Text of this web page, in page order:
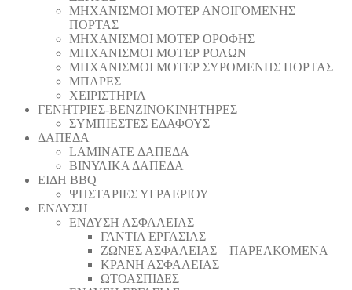
ΜΗΧΑΝΙΣΜΟΙ ΜΟΤΕΡ ΑΝΟΙΓΟΜΕΝΗΣ
ΠΟΡΤΑΣ
ΜΗΧΑΝΙΣΜΟΙ ΜΟΤΕΡ ΟΡΟΦΗΣ
ΜΗΧΑΝΙΣΜΟΙ ΜΟΤΕΡ ΡΟΛΩΝ
ΜΗΧΑΝΙΣΜΟΙ ΜΟΤΕΡ ΣΥΡΟΜΕΝΗΣ ΠΟΡΤΑΣ
ΜΠΑΡΕΣ
ΧΕΙΡΙΣΤΗΡΙΑ
ΓΕΝΗΤΡΙΕΣ-ΒΕΝΖΙΝΟΚΙΝΗΤΗΡΕΣ
ΣΥΜΠΙΕΣΤΕΣ ΕΔΑΦΟΥΣ
ΔΑΠΕΔΑ
LAMINATE ΔΑΠΕΔΑ
ΒΙΝΥΛΙΚΑ ΔΑΠΕΔΑ
ΕΙΔΗ BBQ
ΨΗΣΤΑΡΙΕΣ ΥΓΡΑΕΡΙΟΥ
ΕΝΔΥΣΗ
ΕΝΔΥΣΗ ΑΣΦΑΛΕΙΑΣ
ΓΑΝΤΙΑ ΕΡΓΑΣΙΑΣ
ΖΩΝΕΣ ΑΣΦΑΛΕΙΑΣ – ΠΑΡΕΛΚΟΜΕΝΑ
ΚΡΑΝΗ ΑΣΦΑΛΕΙΑΣ
ΩΤΟΑΣΠΙΔΕΣ